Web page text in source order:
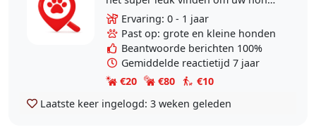
of honden uit te laten of even op ze
te passen ik heb wat ervaring met
honden ik kan..
Ervaring: 0 - 1 jaar
Past op: grote en kleine honden
Beantwoorde berichten 100%
Gemiddelde reactietijd 7 jaar
€20
€80
€10
Laatste keer ingelogd: 3 weken geleden